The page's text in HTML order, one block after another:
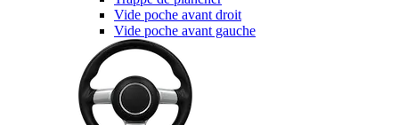
Vide poche avant droit
Vide poche avant gauche